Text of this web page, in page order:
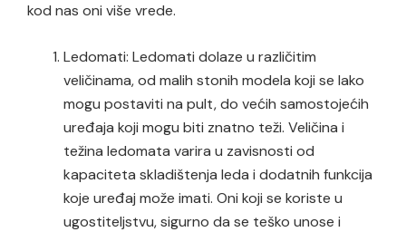
kod nas oni više vrede.
Ledomati: Ledomati dolaze u različitim
veličinama, od malih stonih modela koji se lako
mogu postaviti na pult, do većih samostojećih
uređaja koji mogu biti znatno teži. Veličina i
težina ledomata varira u zavisnosti od
kapaciteta skladištenja leda i dodatnih funkcija
koje uređaj može imati. Oni koji se koriste u
ugostiteljstvu, sigurno da se teško unose i